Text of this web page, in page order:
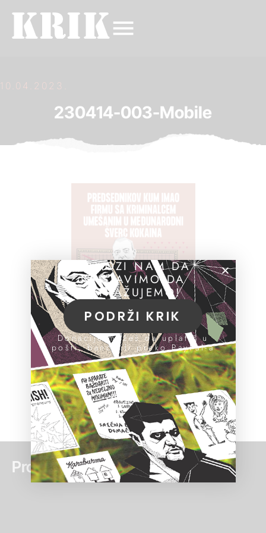
10.04.2023.
230414-003-Mobile
Pročitaj još:
POMOZI NAM DA
NASTAVIMO DA
ISTRAŽUJEMO!
PODRŽI KRIK
Donacije možeš da uplatiš u
pošti, banci ili preko PayPal-a